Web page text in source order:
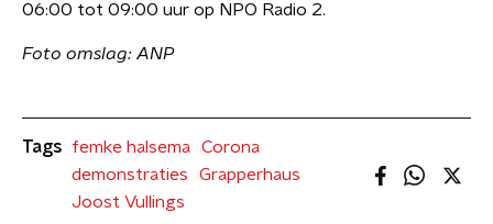
06:00 tot 09:00 uur op NPO Radio 2.
Foto omslag: ANP
Tags femke halsema
Corona
demonstraties
Grapperhaus
Joost Vullings